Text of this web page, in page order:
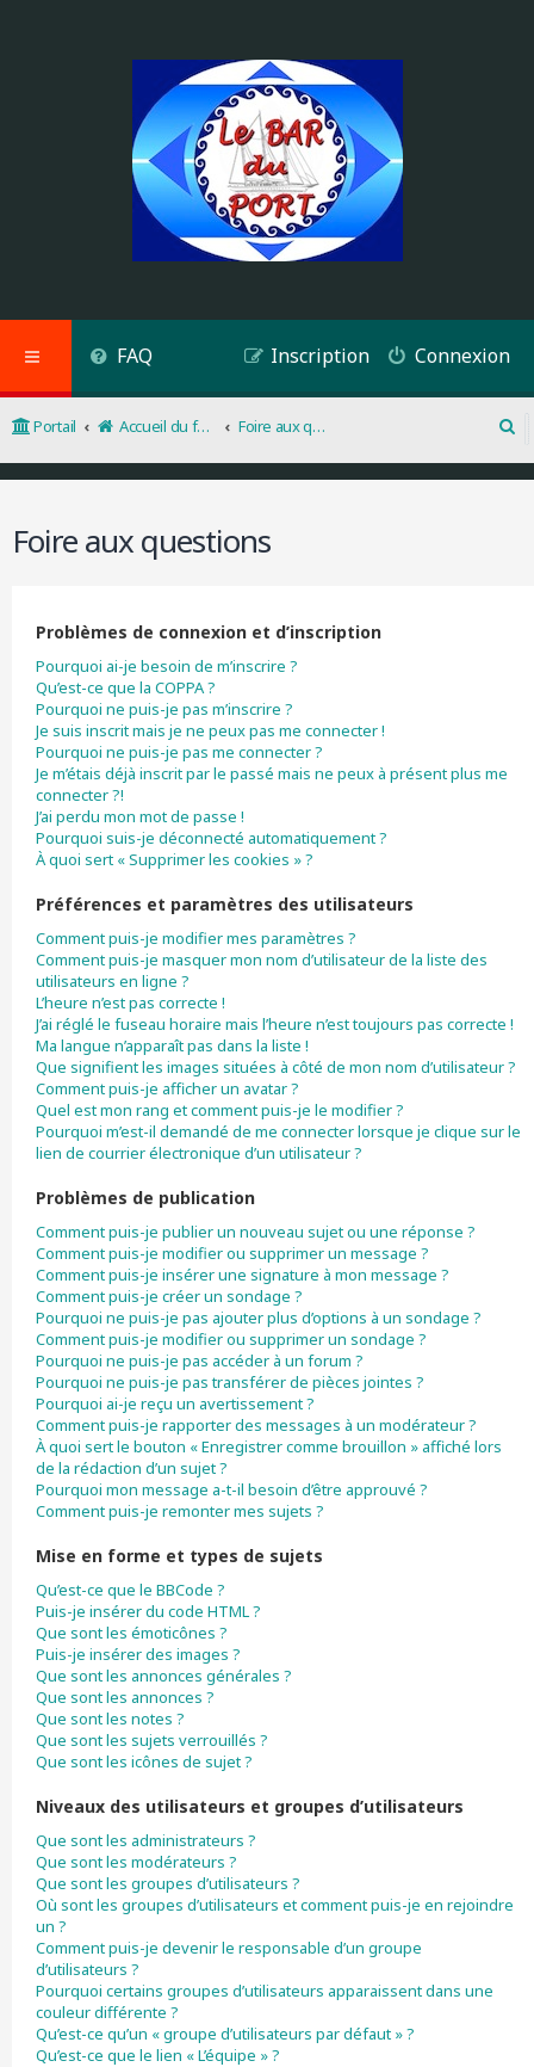
FAQ Connexion
Inscription
Portail Accueil du forum
Foire aux questions
e
Foire aux questions
Problèmes de connexion et d’inscription
Pourquoi ai-je besoin de m’inscrire ?
Qu’est-ce que la COPPA ?
Pourquoi ne puis-je pas m’inscrire ?
Je suis inscrit mais je ne peux pas me connecter !
Pourquoi ne puis-je pas me connecter ?
Je m’étais déjà inscrit par le passé mais ne peux à présent plus me
connecter ?!
J’ai perdu mon mot de passe !
Pourquoi suis-je déconnecté automatiquement ?
À quoi sert « Supprimer les cookies » ?
Préférences et paramètres des utilisateurs
Comment puis-je modifier mes paramètres ?
Comment puis-je masquer mon nom d’utilisateur de la liste des
utilisateurs en ligne ?
L’heure n’est pas correcte !
J’ai réglé le fuseau horaire mais l’heure n’est toujours pas correcte !
Ma langue n’apparaît pas dans la liste !
Que signifient les images situées à côté de mon nom d’utilisateur ?
Comment puis-je afficher un avatar ?
Quel est mon rang et comment puis-je le modifier ?
Pourquoi m’est-il demandé de me connecter lorsque je clique sur le
lien de courrier électronique d’un utilisateur ?
Problèmes de publication
Comment puis-je publier un nouveau sujet ou une réponse ?
Comment puis-je modifier ou supprimer un message ?
Comment puis-je insérer une signature à mon message ?
Comment puis-je créer un sondage ?
Pourquoi ne puis-je pas ajouter plus d’options à un sondage ?
Comment puis-je modifier ou supprimer un sondage ?
Pourquoi ne puis-je pas accéder à un forum ?
Pourquoi ne puis-je pas transférer de pièces jointes ?
Pourquoi ai-je reçu un avertissement ?
Comment puis-je rapporter des messages à un modérateur ?
À quoi sert le bouton « Enregistrer comme brouillon » affiché lors
de la rédaction d’un sujet ?
Pourquoi mon message a-t-il besoin d’être approuvé ?
Comment puis-je remonter mes sujets ?
Mise en forme et types de sujets
Qu’est-ce que le BBCode ?
Puis-je insérer du code HTML ?
Que sont les émoticônes ?
Puis-je insérer des images ?
Que sont les annonces générales ?
Que sont les annonces ?
Que sont les notes ?
Que sont les sujets verrouillés ?
Que sont les icônes de sujet ?
Niveaux des utilisateurs et groupes d’utilisateurs
Que sont les administrateurs ?
Que sont les modérateurs ?
Que sont les groupes d’utilisateurs ?
Où sont les groupes d’utilisateurs et comment puis-je en rejoindre
un ?
Comment puis-je devenir le responsable d’un groupe
d’utilisateurs ?
Pourquoi certains groupes d’utilisateurs apparaissent dans une
couleur différente ?
Qu’est-ce qu’un « groupe d’utilisateurs par défaut » ?
Qu’est-ce que le lien « L’équipe » ?